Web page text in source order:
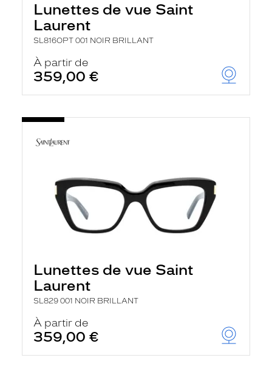
Lunettes de vue Saint
Laurent
SL816OPT 001 NOIR BRILLANT
À partir de
359,00 €
Lunettes de vue Saint
Laurent
SL829 001 NOIR BRILLANT
À partir de
359,00 €